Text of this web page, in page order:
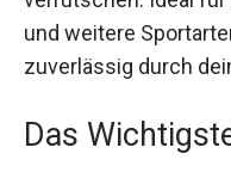
Handball und
dich zuverlässig
Wettkampf.
Das